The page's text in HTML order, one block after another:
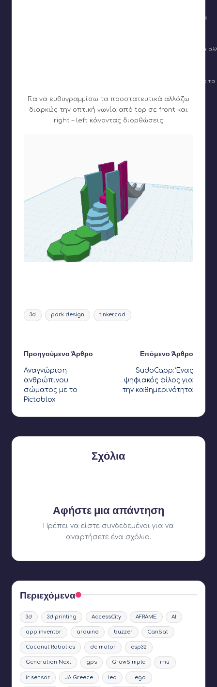
Χρησιμοποιώντας το πολύγωνο φτιάχνω διαδοχικά σκαλοπάτια
Χρησιμοποιώ το εργαλείο Duplicate για να τα αντιγράφω και να
Χρησιμοποιώ τον κύβο για να φτιάξω προστατευτικά γύρω από
Για να ευθυγραμμίσω τα προστατευτικά αλλάζω
διαρκώς την οπτική γωνία από top σε front και
right – left κάνοντας διορθώσεις
Ετικέτες:
3d park design tinkercad
Πλοήγηση
δημοσιεύσεων
Προηγούμενο Άρθρο
Αναγνώριση
ανθρώπινου
σώματος με το
Pictoblox
Επόμενο Άρθρο
SudoCapp: Ένας
ψηφιακός φίλος για
την καθημερινότητα
Σχόλια
Αφήστε μια απάντηση
Πρέπει να είστε συνδεδεμένοι για να
αναρτήσετε ένα σχόλιο.
Περιεχόμενα
3d 3d printing AccessCity AFRAME AI
app inventor arduino buzzer CanSat
Coconut Robotics dc motor esp32
Generation Next gps GrowSimple imu
ir sensor JA Greece led Lego